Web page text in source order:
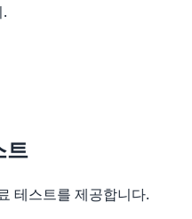
트
테스트를 제공합니다.